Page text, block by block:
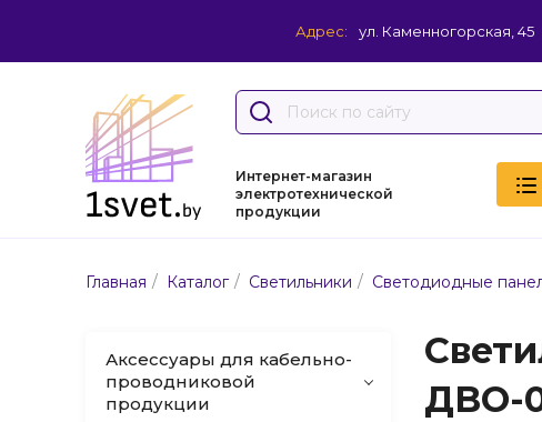
Адрес: ул. Каменногорская, 45
Интернет-магазин
электротехнической
продукции
Главная / Каталог / Светильники / Светодиодные
Аксессуары для кабельно-
проводниковой
продукции
ДВО-